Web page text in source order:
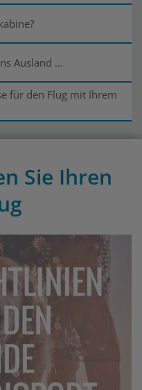
Ausland …
für den Flug mit Ihrem
Sie Ihren